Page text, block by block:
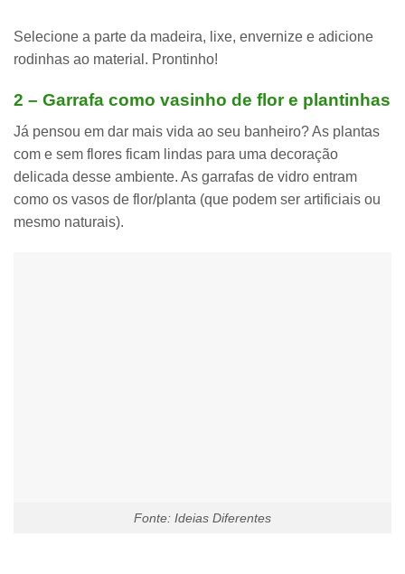
Selecione a parte da madeira, lixe, envernize e adicione
rodinhas ao material. Prontinho!
2 – Garrafa como vasinho de flor e plantinhas
Já pensou em dar mais vida ao seu banheiro? As plantas
com e sem flores ficam lindas para uma decoração
delicada desse ambiente. As garrafas de vidro entram
como os vasos de flor/planta (que podem ser artificiais ou
mesmo naturais).
Fonte: Ideias Diferentes